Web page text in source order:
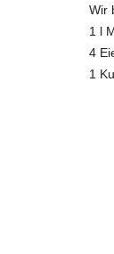
Wir
1 l
4
1